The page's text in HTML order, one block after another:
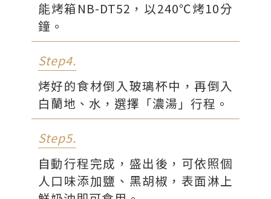
能烤箱NB-DT52，以240℃烤10分
鐘。
Step4.
烤好的食材倒入玻璃杯中，再倒入
白蘭地、水，選擇「濃湯」行程。
Step5.
自動行程完成，盛出後，可依照個
人口味添加鹽、黑胡椒，表面淋上